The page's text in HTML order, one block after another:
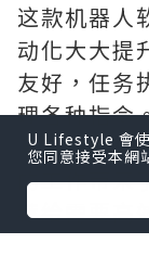
这款机器人
动化大大提
友好，任务
理各种指令
复杂的项
的工作带
荐给需要
U Lifestyle 會
您同意接受本網